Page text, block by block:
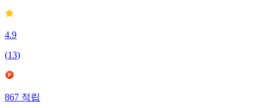
4.9
(13)
867적립